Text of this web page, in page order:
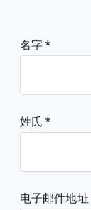
名字
姓氏
电子邮件地址